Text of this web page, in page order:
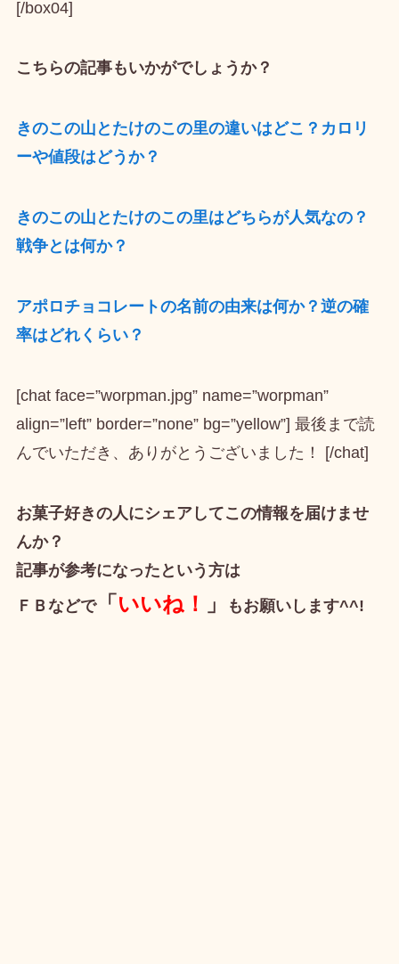
[/box04]
こちらの記事もいかがでしょうか？
きのこの山とたけのこの里の違いはどこ？カロリ
ーや値段はどうか？
きのこの山とたけのこの里はどちらが人気なの？
戦争とは何か？
アポロチョコレートの名前の由来は何か？逆の確
率はどれくらい？
[chat face=”worpman.jpg” name=”worpman”
align=”left” border=”none” bg=”yellow”] 最後まで読
んでいただき、ありがとうございました！ [/chat]
お菓子好きの人にシェアしてこの情報を届けませ
んか？
記事が参考になったという方は
ＦＢなどで「いいね！ 」 もお願いします^^!